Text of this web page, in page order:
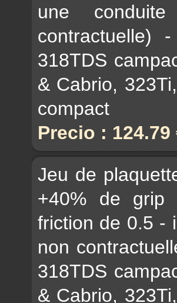
une
contractuelle)
318TDS
& Cabrio,
compact
Precio : 124.79
Jeu de
+40% de grip
friction de 0.5 -
non
318TDS
& Cabrio,